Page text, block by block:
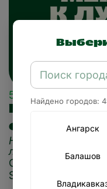
Найдено городов:
Ангарск
Балашов
5 сентября 2025
Первый
сэндвичи
Наши сэндвичи -
любое время и в
Смотри наш
SUBJOY!